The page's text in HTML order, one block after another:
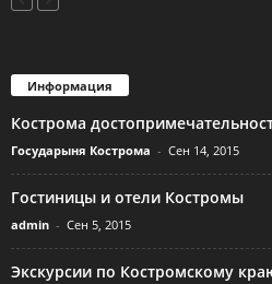
Информация
Кострома
Государыня Кострома - Сен 14, 2015
Гостиницы и отели Костромы
admin - Сен 5, 2015
Экскурсии по Костромскому